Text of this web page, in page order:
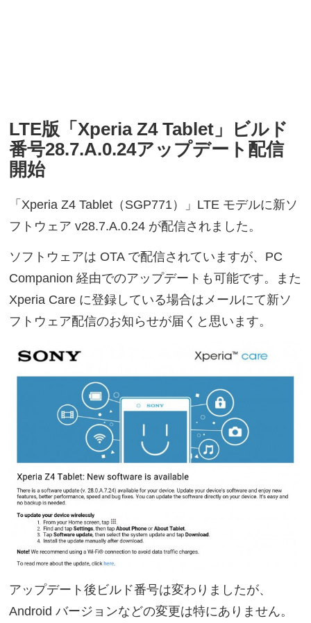
LTE版「Xperia Z4 Tablet」ビルド
番号28.7.A.0.24アップデート配信
開始
「Xperia Z4 Tablet（SGP771）」LTE モデルに新ソ
フトウェア v28.7.A.0.24 が配信されました。
ソフトウェアは OTA で配信されていますが、PC
Companion 経由でのアップデートも可能です。また
Xperia Care に登録している場合はメールにて新ソ
フトウェア配信のお知らせが届くと思います。
アップデート後ビルド番号は変わりましたが、
Android バージョンなどの変更は特にありません。